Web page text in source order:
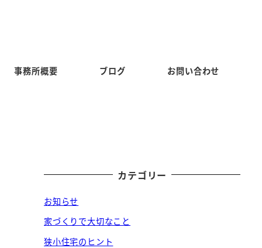
事務所概要 ブログ お問い合わせ
カテゴリー
お知らせ
家づくりで大切なこと
狭小住宅のヒント